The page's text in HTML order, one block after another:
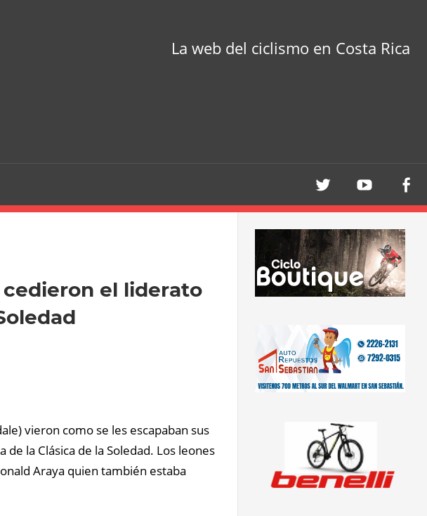
La web del ciclismo en Costa Rica
el liderato
vieron como se les escapaban sus
la Clásica de la Soledad. Los leones
Araya quien también estaba